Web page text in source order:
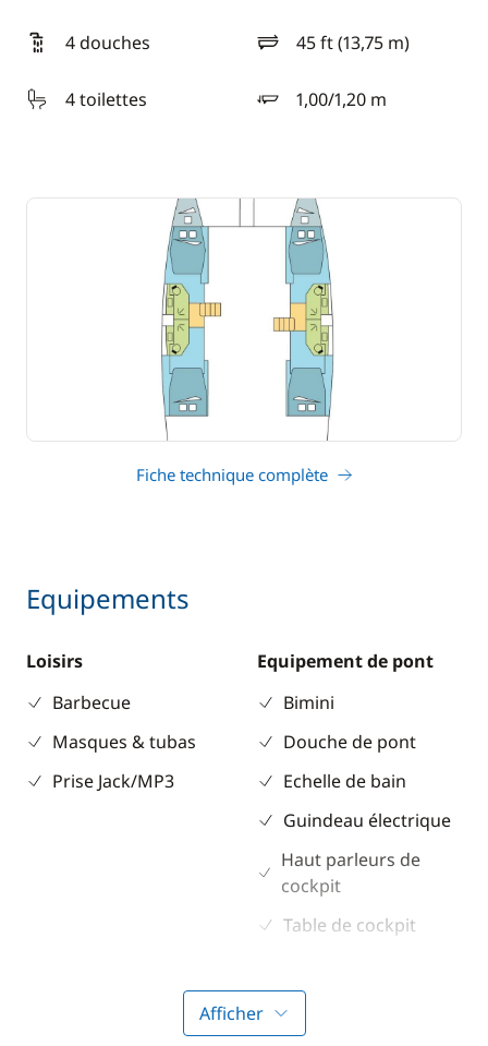
4 douches 45 ft (13,75 m)
longueur
4 toilettes
1,00/1,20 m
tirant d'eau
Fiche technique complète
Equipements
Loisirs
Barbecue
Masques & tubas
Prise Jack/MP3
Equipement de pont
Bimini
Douche de pont
Echelle de bain
Guindeau électrique
Haut parleurs de
cockpit
Table de cockpit
Divers
Afficher